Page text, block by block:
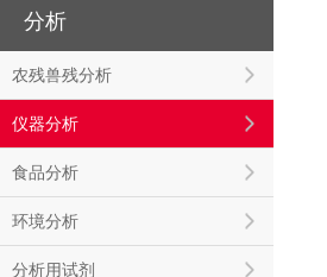
分析
农残兽残分析
仪器分析
食品分析
环境分析
分析用试剂